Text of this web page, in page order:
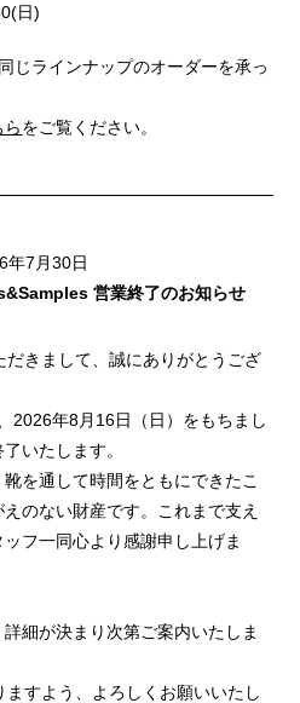
日)
じラインナップのオーダーを承っ
らをご覧ください。
年7月30日
営業終了のお知らせ
きまして、誠にありがとうござ
2026年8月16日（日）をもちまし
いたします。
を通して時間をともにできたこ
のない財産です。これまで支え
フ一同心より感謝申し上げま
細が決まり次第ご案内いたしま
すよう、よろしくお願いいたし